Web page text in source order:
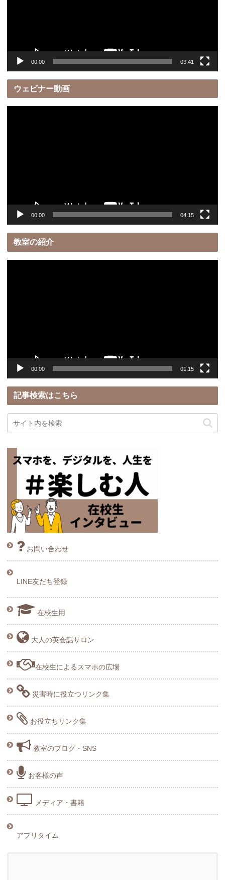
00:00 03:41
ウェビナー動画
00:00 04:15
教室の紹介
00:00 01:15
記事検索はこちら
お問い合わせ
LINE友だち登録
在校生用
大人の英会話サロン
在校生によるスマホの広場
災害時に役立つリンク集
お役立ちリンク集
教室のブログ・SNS
お客様の声
メディア・書籍
アプリタイム